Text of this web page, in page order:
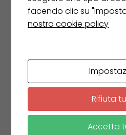
RODA poltrona
€
Leggi
facendo clic su
nostra cookie policy
Rifiuta
Accetta